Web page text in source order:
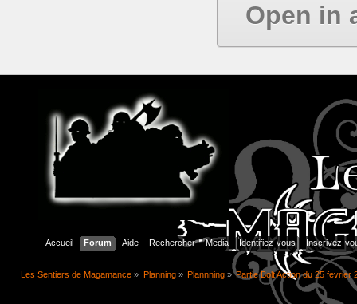
Open in
Accueil Forum Aide Rechercher Media Identifiez-vous Inscrivez-
Les Sentiers de Magamance » Planning» Plannning» Partie Bolt Action du 25 fevrier